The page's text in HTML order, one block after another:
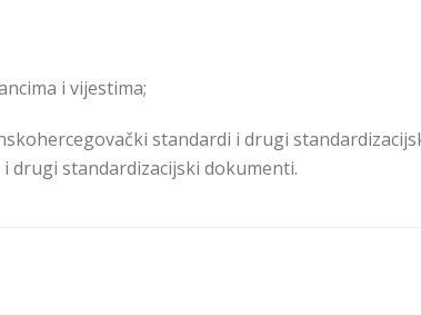
i vijestima;
standardi i drugi
drugi standardizacijski dokumenti.